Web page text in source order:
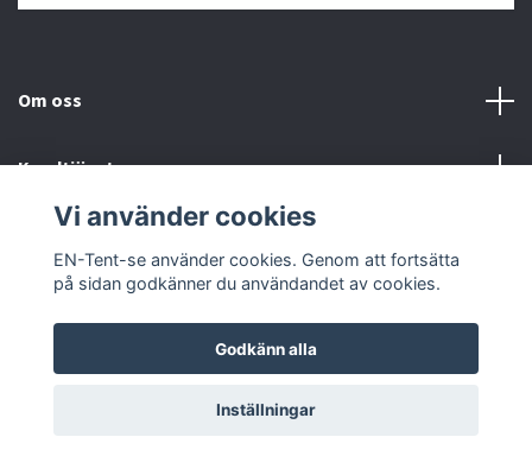
Om oss
Kundtjänst
© 2026 EN-Tent-se
Vi använder cookies
EN-Tent-se använder cookies. Genom att fortsätta
på sidan godkänner du användandet av cookies.
Godkänn alla
Inställningar